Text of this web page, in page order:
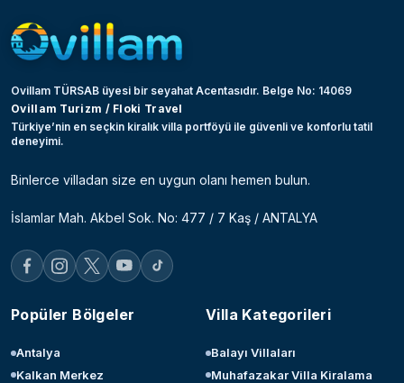
Ovillam TÜRSAB üyesi bir seyahat Acentasıdır. Belge No: 14069
Ovillam Turizm / Floki Travel
Türkiye’nin en seçkin kiralık villa portföyü ile güvenli ve konforlu tatil
deneyimi.
Binlerce villadan size en uygun olanı hemen bulun.
İslamlar Mah. Akbel Sok. No: 477 / 7 Kaş / ANTALYA
Popüler Bölgeler
Antalya
Kalkan Merkez
Villa Kategorileri
Balayı Villaları
Muhafazakar Villa Kiralama